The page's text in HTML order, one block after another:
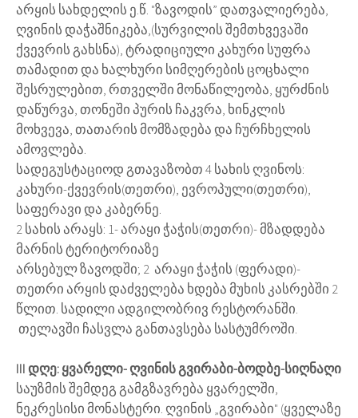
არყის სახდელის ე.წ. "ზავოდის” დათვალიერება,
ღვინის დაჭაშნიკება,(სურვილის შემთხვევაში
ქვევრის გახსნა), ტრადიციული კახური სუფრა
თამადით და ხალხური სიმღერების ცოცხალი
შესრულებით, რთველში მონაწილეობა, ყურძნის
დაწურვა, თონეში პურის ჩაკვრა, ხინკლის
მოხვევა, თათარის მომზადება და ჩურჩხელის
ამოვლება.
სადეგუსტაციოდ გთავაზობთ 4 სახის ღვინოს:
კახური-ქვევრის(თეთრი), ევროპული(თეთრი),
საფერავი და კაბერნე.
2 სახის არაყს: 1- არაყი ჭაჭის(თეთრი)- მზადდება
მარნის ტერიტორიაზე
არსებულ ზავოდში; 2 არაყი ჭაჭის (ფერადი)-
თეთრი არყის დაძველება ხდება მუხის კასრებში 2
წლით. სადილი ადგილობრივ რესტორანში.
თელავში ჩასვლა განთავსება სასტუმროში.
III დღე: ყვარელი- ღვინის გვირაბი-ბოდბე-სიღნაღი
საუზმის შემდეგ გამგზავრება ყვარელში,
ნეკრესისი მონასტერი. ღვინის „გვირაბი" (ყველაზე